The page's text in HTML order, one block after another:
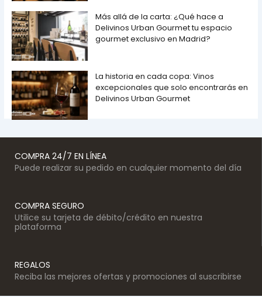
Más allá de la carta: ¿Qué hace a
Delivinos Urban Gourmet tu espacio
gourmet exclusivo en Madrid?
La historia en cada copa: Vinos
excepcionales que solo encontrarás en
Delivinos Urban Gourmet
COMPRA 24/7 EN LÍNEA
Puede realizar su pedido en cualquier momento del día
COMPRA SEGURO
Utilice su tarjeta de débito/crédito en nuestra
plataforma
REGALOS
Reciba las mejores ofertas y promociones al suscribirse